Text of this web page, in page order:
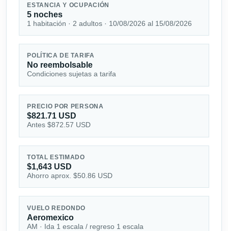
ESTANCIA Y OCUPACIÓN
5 noches
1 habitación · 2 adultos · 10/08/2026 al 15/08/2026
POLÍTICA DE TARIFA
No reembolsable
Condiciones sujetas a tarifa
PRECIO POR PERSONA
$821.71 USD
Antes $872.57 USD
TOTAL ESTIMADO
$1,643 USD
Ahorro aprox. $50.86 USD
VUELO REDONDO
Aeromexico
AM · Ida 1 escala / regreso 1 escala